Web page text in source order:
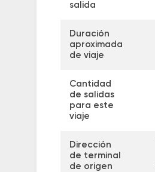
salida
Duración
aproximada
de viaje
Cantidad
de salidas
para este
viaje
Dirección
de terminal
de origen